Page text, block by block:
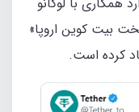
بیت کوین اروپا»
کرده است.